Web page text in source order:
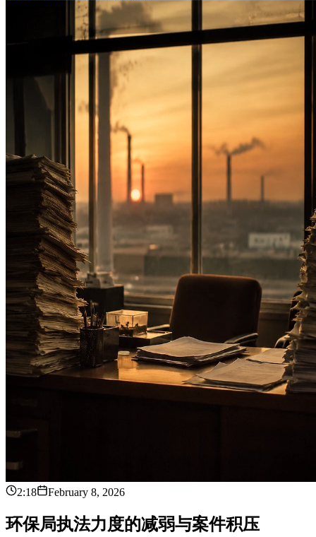
2:18 February 8, 2026
环保局执法力度的减弱与案件积压